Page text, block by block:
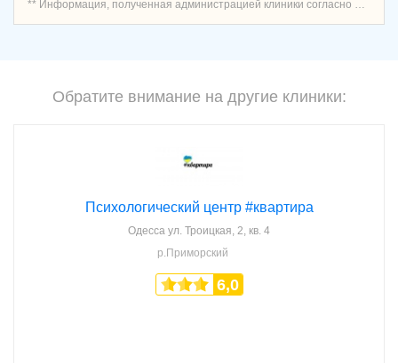
Обратите внимание на другие клиники:
Психологический центр #квартира
Одесса ул. Троицкая, 2, кв. 4
р.Приморский
6,0